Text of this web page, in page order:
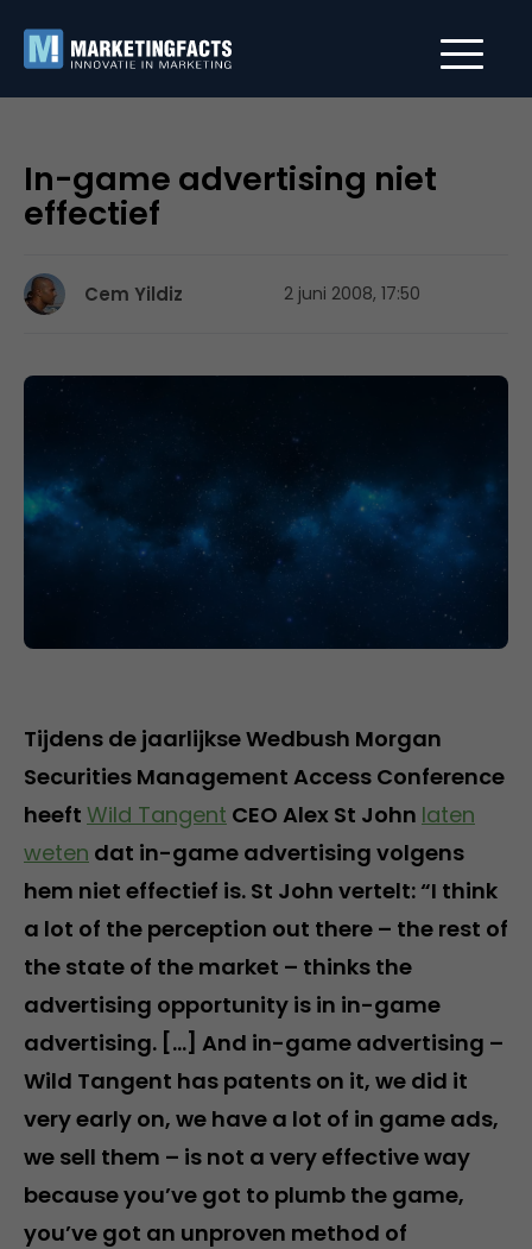
In-game advertising niet
effectief
Cem Yildiz 2 juni 2008, 17:50
Tijdens de jaarlijkse Wedbush Morgan
Securities Management Access Conference
heeft Wild Tangent CEO Alex St John laten
weten dat in-game advertising volgens
hem niet effectief is. St John vertelt: “I think
a lot of the perception out there – the rest of
the state of the market – thinks the
advertising opportunity is in in-game
advertising. […] And in-game advertising –
Wild Tangent has patents on it, we did it
very early on, we have a lot of in game ads,
we sell them – is not a very effective way
because you’ve got to plumb the game,
you’ve got an unproven method of